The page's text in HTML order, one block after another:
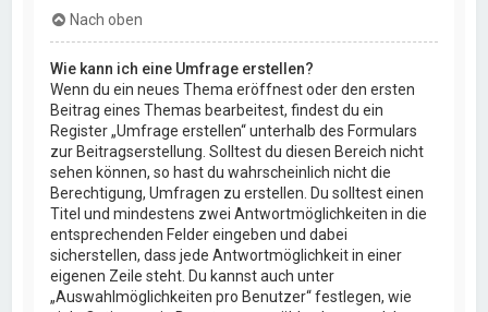
Nach oben
Wie kann ich eine Umfrage erstellen?
Wenn du ein neues Thema eröffnest oder den ersten
Beitrag eines Themas bearbeitest, findest du ein
Register „Umfrage erstellen“ unterhalb des Formulars
zur Beitragserstellung. Solltest du diesen Bereich nicht
sehen können, so hast du wahrscheinlich nicht die
Berechtigung, Umfragen zu erstellen. Du solltest einen
Titel und mindestens zwei Antwortmöglichkeiten in die
entsprechenden Felder eingeben und dabei
sicherstellen, dass jede Antwortmöglichkeit in einer
eigenen Zeile steht. Du kannst auch unter
„Auswahlmöglichkeiten pro Benutzer“ festlegen, wie